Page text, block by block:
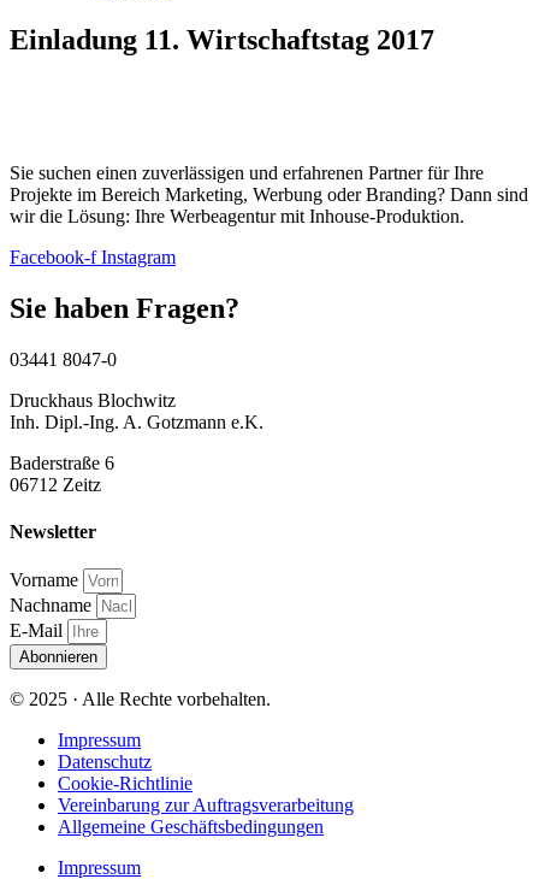
Einladung 11. Wirtschaftstag 2017
Sie suchen einen zuverlässigen und erfahrenen Partner für Ihre
Projekte im Bereich Marketing, Werbung oder Branding? Dann sind
wir die Lösung: Ihre Werbeagentur mit Inhouse-Produktion.
Facebook-f Instagram
Sie haben Fragen?
03441 8047-0
Druckhaus Blochwitz
Inh. Dipl.-Ing. A. Gotzmann e.K.
Baderstraße 6
06712 Zeitz
Newsletter
Vorname
Nachname
E-Mail
Abonnieren
© 2025 · Alle Rechte vorbehalten.
Impressum
Datenschutz
Cookie-Richtlinie
Vereinbarung zur Auftragsverarbeitung
Allgemeine Geschäftsbedingungen
Impressum